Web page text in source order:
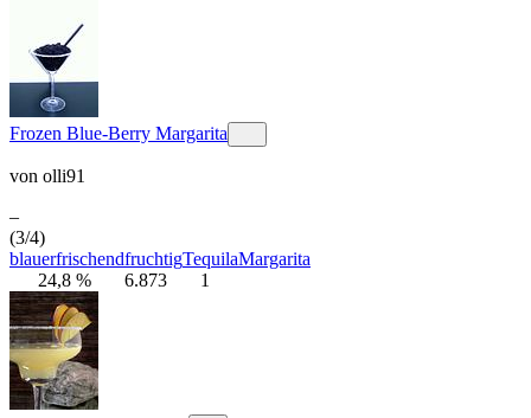
Frozen Blue-Berry Margarita
von olli91
–
(3/4)
blauerfrischendfruchtigTequilaMargarita
24,8 %
6.873 1